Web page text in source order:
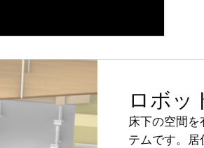
ロボッ
床下の空間
テムです。